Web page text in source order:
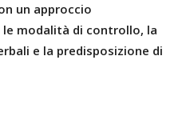
un approccio
modalità di controllo, la
e la predisposizione di